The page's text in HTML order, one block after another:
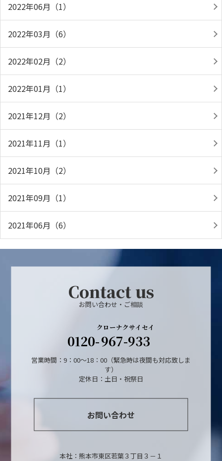
2022年06月（1）
2022年03月（6）
2022年02月（2）
2022年01月（1）
2021年12月（2）
2021年11月（1）
2021年10月（2）
2021年09月（1）
2021年06月（6）
Contact us
お問い合わせ・ご相談
0120-967-933
クローナクサイセイ
営業時間：9：00～18：00（緊急時は夜間も対応致しま
す）
定休日：土日・祝祭日
お問い合わせ
本社：熊本市東区若葉３丁目３－１